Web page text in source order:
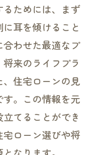
ためには、まず
耳を傾けること
わせた最適なプ
来のライフプラ
住宅ローンの見
。この情報を元
てることができ
ローン選びや将